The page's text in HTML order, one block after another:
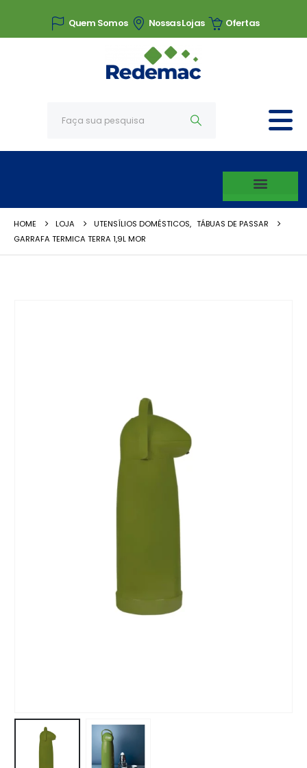
Quem Somos Nossas Lojas Ofertas
HOME LOJA UTENSÍLIOS DOMÉSTICOS, TÁBUAS DE PASSAR
GARRAFA TERMICA TERRA 1,9L MOR